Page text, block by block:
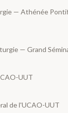
— Athénée
— Grand
UUT
de l'UCAO-UUT